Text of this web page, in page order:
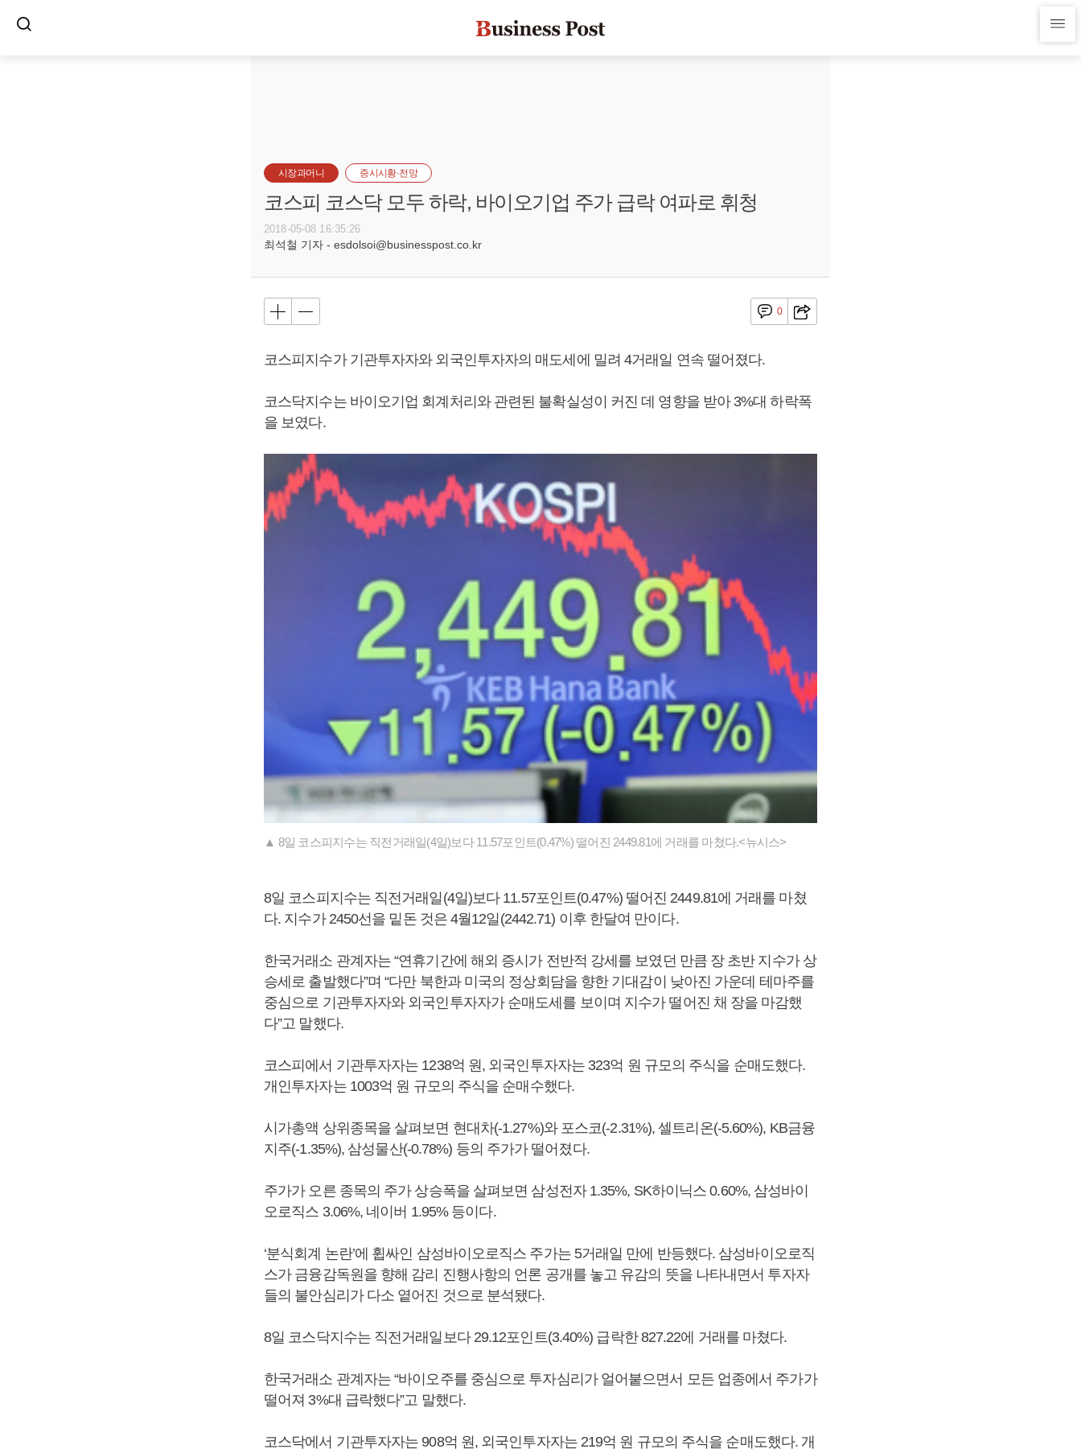
시장과머니 증시시황·전망
코스피 코스닥 모두 하락, 바이오기업 주가 급락 여파로 휘청
2018-05-08 16:35:26
최석철 기자 - esdolsoi@businesspost.co.kr
0
코스피지수가 기관투자자와 외국인투자자의 매도세에 밀려 4거래일 연속 떨어졌다.
코스닥지수는 바이오기업 회계처리와 관련된 불확실성이 커진 데 영향을 받아 3%대 하락폭
을 보였다.
▲ 8일 코스피지수는 직전거래일(4일)보다 11.57포인트(0.47%) 떨어진 2449.81에 거래를 마쳤다.<뉴시스>
8일 코스피지수는 직전거래일(4일)보다 11.57포인트(0.47%) 떨어진 2449.81에 거래를 마쳤
다. 지수가 2450선을 밑돈 것은 4월12일(2442.71) 이후 한달여 만이다.
한국거래소 관계자는 “연휴기간에 해외 증시가 전반적 강세를 보였던 만큼 장 초반 지수가 상
승세로 출발했다”며 “다만 북한과 미국의 정상회담을 향한 기대감이 낮아진 가운데 테마주를
중심으로 기관투자자와 외국인투자자가 순매도세를 보이며 지수가 떨어진 채 장을 마감했
다”고 말했다.
코스피에서 기관투자자는 1238억 원, 외국인투자자는 323억 원 규모의 주식을 순매도했다.
개인투자자는 1003억 원 규모의 주식을 순매수했다.
시가총액 상위종목을 살펴보면 현대차(-1.27%)와 포스코(-2.31%), 셀트리온(-5.60%), KB금융
지주(-1.35%), 삼성물산(-0.78%) 등의 주가가 떨어졌다.
주가가 오른 종목의 주가 상승폭을 살펴보면 삼성전자 1.35%, SK하이닉스 0.60%, 삼성바이
오로직스 3.06%, 네이버 1.95% 등이다.
‘분식회계 논란’에 휩싸인 삼성바이오로직스 주가는 5거래일 만에 반등했다. 삼성바이오로직
스가 금융감독원을 향해 감리 진행사항의 언론 공개를 놓고 유감의 뜻을 나타내면서 투자자
들의 불안심리가 다소 옅어진 것으로 분석됐다.
8일 코스닥지수는 직전거래일보다 29.12포인트(3.40%) 급락한 827.22에 거래를 마쳤다.
한국거래소 관계자는 “바이오주를 중심으로 투자심리가 얼어붙으면서 모든 업종에서 주가가
떨어져 3%대 급락했다”고 말했다.
코스닥에서 기관투자자는 908억 원, 외국인투자자는 219억 원 규모의 주식을 순매도했다. 개